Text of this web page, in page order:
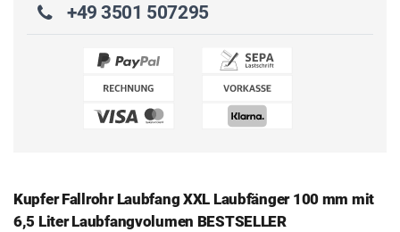
+49 3501 507295
Kupfer Fallrohr Laubfang XXL Laubfänger 100 mm mit
6,5 Liter Laubfangvolumen BESTSELLER